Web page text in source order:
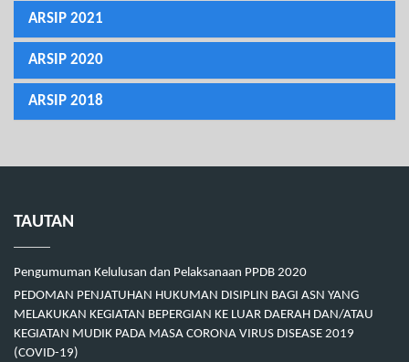
ARSIP 2021
ARSIP 2020
ARSIP 2018
TAUTAN
Pengumuman Kelulusan dan Pelaksanaan PPDB 2020
PEDOMAN PENJATUHAN HUKUMAN DISIPLIN BAGI ASN YANG
MELAKUKAN KEGIATAN BEPERGIAN KE LUAR DAERAH DAN/ATAU
KEGIATAN MUDIK PADA MASA CORONA VIRUS DISEASE 2019
(COVID-19)